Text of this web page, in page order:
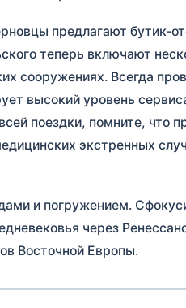
предлагают бутик-
теперь включают
сооружениях. Всегда
высокий уровень
поездки, помните, что
экстренных
и погружением.
через
Восточной Европы.